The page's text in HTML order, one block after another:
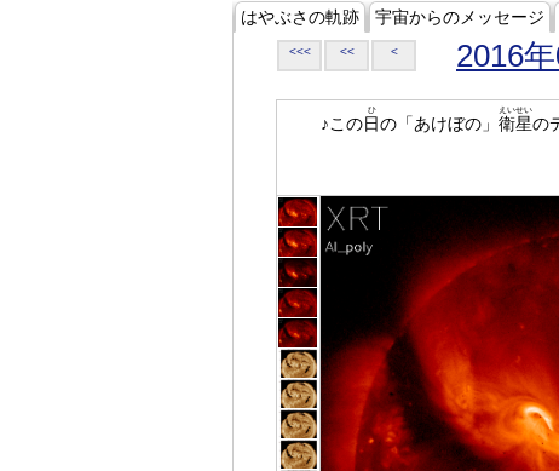
はやぶさの軌跡 宇宙からのメッセージ
<<< << < 2016年
♪この日
ひ
の「あけぼの」 衛星
えいせい
の